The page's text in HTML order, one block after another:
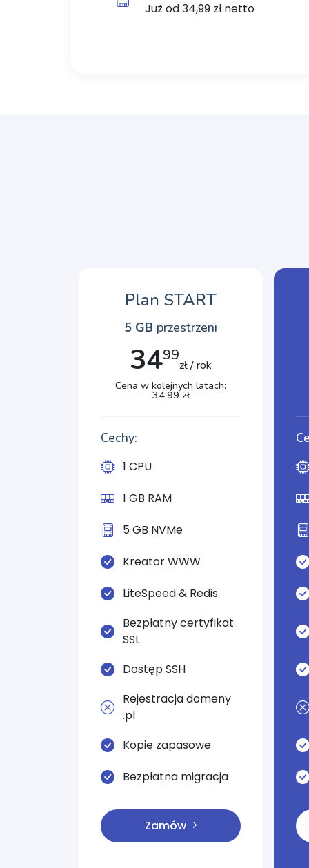
Już od 34,99 zł netto
Plan START
5 GB przestrzeni
3499
zł / rok
Cena w kolejnych latach:
34,99 zł
Cechy:
1 CPU
1 GB RAM
5 GB NVMe
Kreator WWW
LiteSpeed & Redis
Bezpłatny certyfikat
SSL
Dostęp SSH
Rejestracja domeny
.pl
Kopie zapasowe
Bezpłatna migracja
Zamów